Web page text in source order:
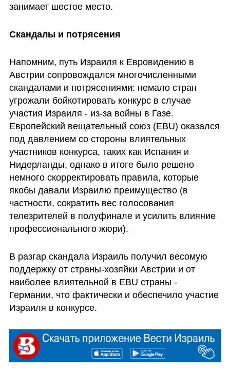
занимает шестое место.
Скандалы и потрясения
Напомним, путь Израиля к Евровидению в
Австрии сопровождался многочисленными
скандалами и потрясениями: немало стран
угрожали бойкотировать конкурс в случае
участия Израиля - из-за войны в Газе.
Европейский вещательный союз (EBU) оказался
под давлением со стороны влиятельных
участников конкурса, таких как Испания и
Нидерланды, однако в итоге было решено
немного скорректировать правила, которые
якобы давали Израилю преимущество (в
частности, сократить вес голосования
телезрителей в полуфинале и усилить влияние
профессионального жюри).
В разгар скандала Израиль получил весомую
поддержку от страны-хозяйки Австрии и от
наиболее влиятельной в EBU страны -
Германии, что фактически и обеспечило участие
Израиля в конкурсе.